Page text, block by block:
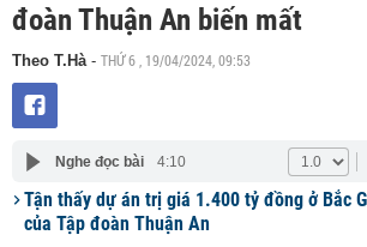
đoàn Thuận An biến mất
Theo T.Hà- THỨ 6 , 19/04/2024, 09:53
Nghe đọc bài 4:10
Tận thấy dự án trị giá 1.400 tỷ đồng ở Bắc
của Tập đoàn Thuận An